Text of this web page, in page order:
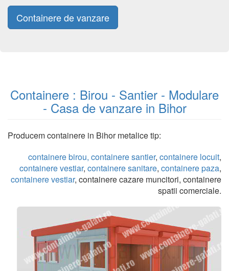
Containere de vanzare
Containere : Birou - Santier - Modulare
- Casa de vanzare in Bihor
Producem containere in Bihor metalice tip:
containere birou, containere santier, containere locuit,
containere vestiar, containere sanitare, containere paza,
containere vestiar, containere cazare muncitori, containere
spatii comerciale.